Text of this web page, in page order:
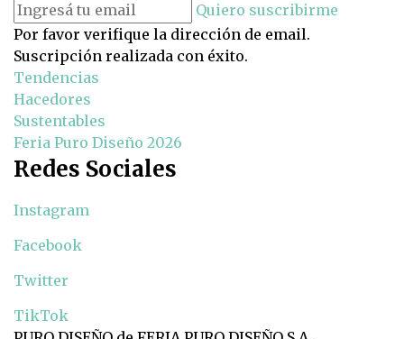
Quiero suscribirme
Por favor verifique la dirección de email.
Suscripción realizada con éxito.
Tendencias
Hacedores
Sustentables
Feria Puro Diseño 2026
Redes Sociales
Instagram
Facebook
Twitter
TikTok